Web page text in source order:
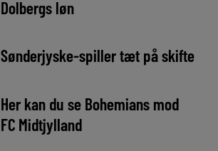
Dolbergs løn
Sønderjyske-spiller tæt på skifte
Her kan du se Bohemians mod
FC Midtjylland